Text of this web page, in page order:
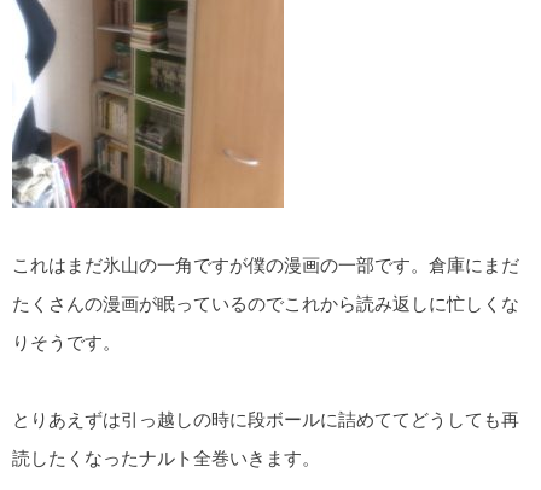
これはまだ氷山の一角ですが僕の漫画の一部です。倉庫にまだ
たくさんの漫画が眠っているのでこれから読み返しに忙しくな
りそうです。
とりあえずは引っ越しの時に段ボールに詰めててどうしても再
読したくなったナルト全巻いきます。